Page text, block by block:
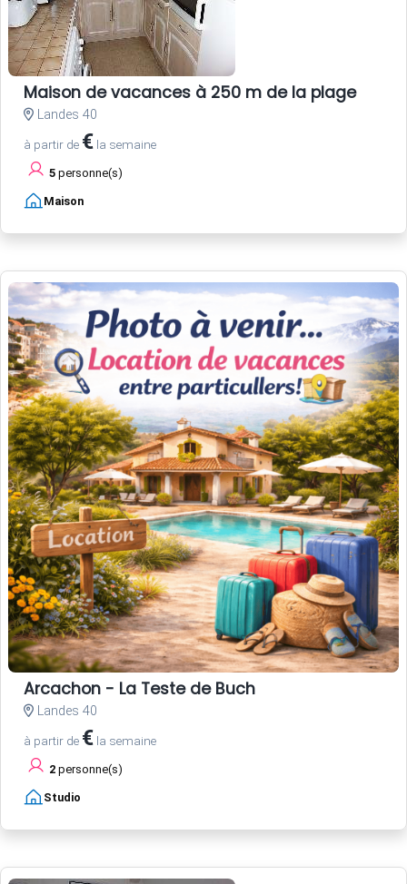
Maison de vacances à 250 m de la plage
Landes 40
à partir de € la semaine
5 personne(s)
Maison
Arcachon - La Teste de Buch
Landes 40
à partir de € la semaine
2 personne(s)
Studio